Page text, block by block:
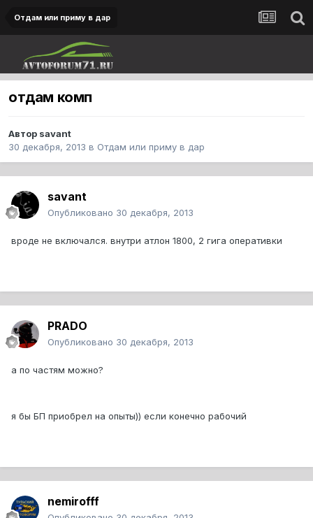
Отдам или приму в дар
отдам комп
Автор savant
30 декабря, 2013 в Отдам или приму в дар
savant
Опубликовано 30 декабря, 2013
вроде не включался. внутри атлон 1800, 2 гига оперативки
PRADO
Опубликовано 30 декабря, 2013
а по частям можно?
я бы БП приобрел на опыты)) если конечно рабочий
nemirofff